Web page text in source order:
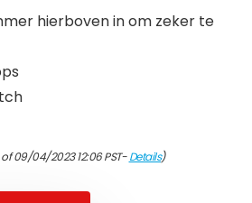
hierboven in om zeker te
09/04/2023 12:06 PST-Details)